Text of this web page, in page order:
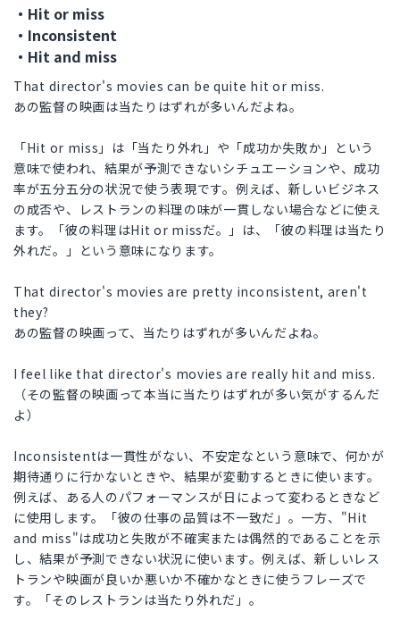
・Hit or miss
・Inconsistent
・Hit and miss
That director's movies can be quite hit or miss.
あの監督の映画は当たりはずれが多いんだよね。
「Hit or miss」は「当たり外れ」や「成功か失敗か」という
意味で使われ、結果が予測できないシチュエーションや、成功
率が五分五分の状況で使う表現です。例えば、新しいビジネス
の成否や、レストランの料理の味が一貫しない場合などに使え
ます。「彼の料理はHit or missだ。」は、「彼の料理は当たり
外れだ。」という意味になります。
That director's movies are pretty inconsistent, aren't
they?
あの監督の映画って、当たりはずれが多いんだよね。
I feel like that director's movies are really hit and miss.
（その監督の映画って本当に当たりはずれが多い気がするんだ
よ）
Inconsistentは一貫性がない、不安定なという意味で、何かが
期待通りに行かないときや、結果が変動するときに使います。
例えば、ある人のパフォーマンスが日によって変わるときなど
に使用します。「彼の仕事の品質は不一致だ」。一方、"Hit
and miss"は成功と失敗が不確実または偶然的であることを示
し、結果が予測できない状況に使います。例えば、新しいレス
トランや映画が良いか悪いか不確かなときに使うフレーズで
す。「そのレストランは当たり外れだ」。